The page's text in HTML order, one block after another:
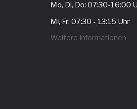
Mo, Di, Do: 07:30-16:00
Mi, Fr: 07:30 - 13:15 Uhr
Weitere Informationen